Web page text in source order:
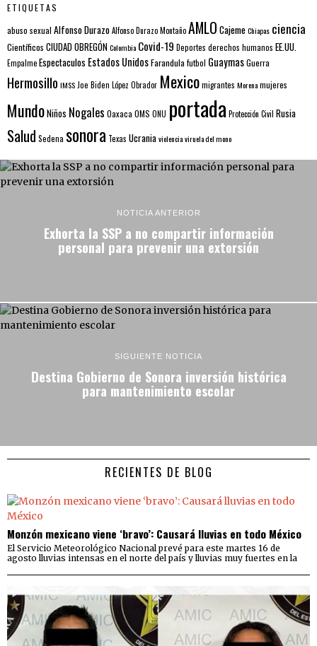
ETIQUETAS
abuso sexual Alfonso DurazoAlfonso Durazo MontañoAMLO CajemeChiapas ciencia
Científicos CIUDAD OBREGÓNColombia Covid-19 Deportes derechos humanos EE.UU.
EmpalmeEspectaculos Estados UnidosFarandula futbol GuaymasGuerra
Hermosillo IMSS Joe Biden López Obrador Mexicomigrantes Morenamujeres
MundoNiños Nogales Oaxaca OMS ONU portada Protección Civil Rusia
Salud Sedena sonora Texas Ucraniaviolenciaviruela del mono
NOTICIA ANTERIOR
Exhorta la SSP a no compartir información
personal para prevenir una extorsión
SIGUIENTE NOTICIA
Destina Gobierno de Sonora inversión histórica
para mantenimiento escolar
RECIENTES DE BLOG
Monzón mexicano viene ‘bravo’: Causará lluvias en todo México
El Servicio Meteorológico Nacional prevé para este martes 16 de
agosto lluvias intensas en el norte del país y lluvias muy fuertes en la